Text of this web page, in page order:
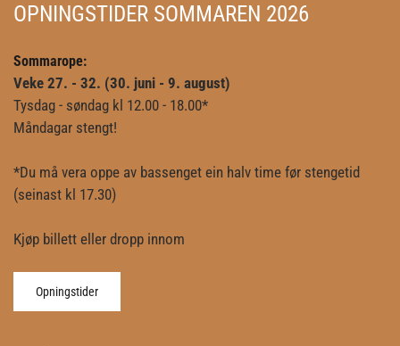
OPNINGSTIDER SOMMAREN 2026
Sommarope:
Veke 27. - 32. (30. juni - 9. august)
Tysdag - søndag kl 12.00 - 18.00*
Måndagar stengt!
*Du må vera oppe av bassenget ein halv time før stengetid
(seinast kl 17.30)
Kjøp billett eller dropp innom
Opningstider